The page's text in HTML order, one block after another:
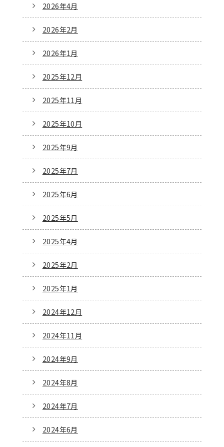
2026年4月
2026年2月
2026年1月
2025年12月
2025年11月
2025年10月
2025年9月
2025年7月
2025年6月
2025年5月
2025年4月
2025年2月
2025年1月
2024年12月
2024年11月
2024年9月
2024年8月
2024年7月
2024年6月